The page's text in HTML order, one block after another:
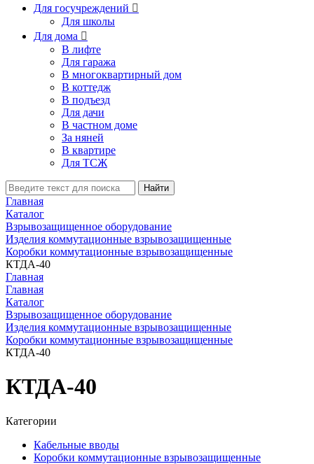
Для госучреждений 
Для школы
Для дома 
В лифте
Для гаража
В многоквартирный дом
В коттедж
В подъезд
Для дачи
В частном доме
За няней
В квартире
Для ТСЖ
Найти
Главная
Каталог
Взрывозащищенное оборудование
Изделия коммутационные взрывозащищенные
Коробки коммутационные взрывозащищенные
КТДА-40
Главная
Главная
Каталог
Взрывозащищенное оборудование
Изделия коммутационные взрывозащищенные
Коробки коммутационные взрывозащищенные
КТДА-40
КТДА-40
Категории
Кабельные вводы
Коробки коммутационные взрывозащищенные